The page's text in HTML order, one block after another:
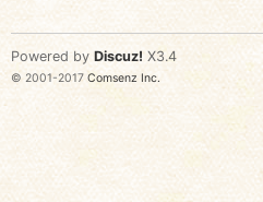
Powered by Discuz! X3.4
© 2001-2017 Comsenz Inc.